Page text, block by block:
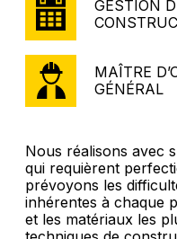
GESTION
MAÎTRE
GÉNÉRAL
Nous réalisons avec
qui requièrent
prévoyons les
inhérentes à chaque
et les matériaux les